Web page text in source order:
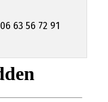
06 63 56 72 91